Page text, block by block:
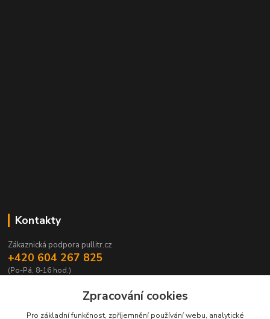
Kontakty
Zákaznická podpora pullitr.cz
+420 604 267 825
(Po-Pá, 8-16 hod.)
Zpracování cookies
Pro základní funkčnost, zpříjemnění používání webu, analytické